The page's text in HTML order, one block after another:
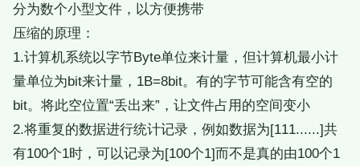
分为数个小型文件，以方便携带
压缩的原理：
1.计算机系统以字节Byte单位来计量，但计算机最小计
量单位为bit来计量，1B=8bit。有的字节可能含有空的
bit。将此空位置“丢出来”，让文件占用的空间变小
2.将重复的数据进行统计记录，例如数据为[111......]共
有100个1时，可以记录为[100个1]而不是真的由100个1